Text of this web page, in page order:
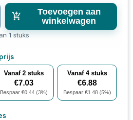
Toevoegen aan
winkelwagen
1 stuks
Vanaf 2 stuks
€7.03
Bespaar €0.44 (3%)
Vanaf 4stuks
€6.88
Bespaar €1.48(5%)